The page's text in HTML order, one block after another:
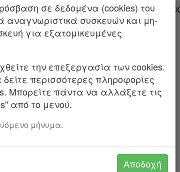
NAVIGATION S.A.» που
82), β. του άρθρου 25 του
ν. 2234/1994 (Α’ 142), δ. του
3427/2005 (Α’ 312) , στ. του
2013 (Α’ 102), η. του
θ. του ν. 4622/2019 (Α’ 133),
(Α’ 201), ια. του π.δ. 85/2012
υπηρεσιών» (Α’ 141)
σε δεδομένα (cookies) του
συσκευών και μη-
για εξατομικευμένες
την επεξεργασία των cookies.
περισσότερες πληροφορίες
Μπορείτε πάντα να αλλάξετε τις
από το μενού.
μήνυμα.
Αποδοχή